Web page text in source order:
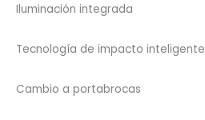
Iluminación integrada
Tecnología de impacto inteligente
Cambio a portabrocas